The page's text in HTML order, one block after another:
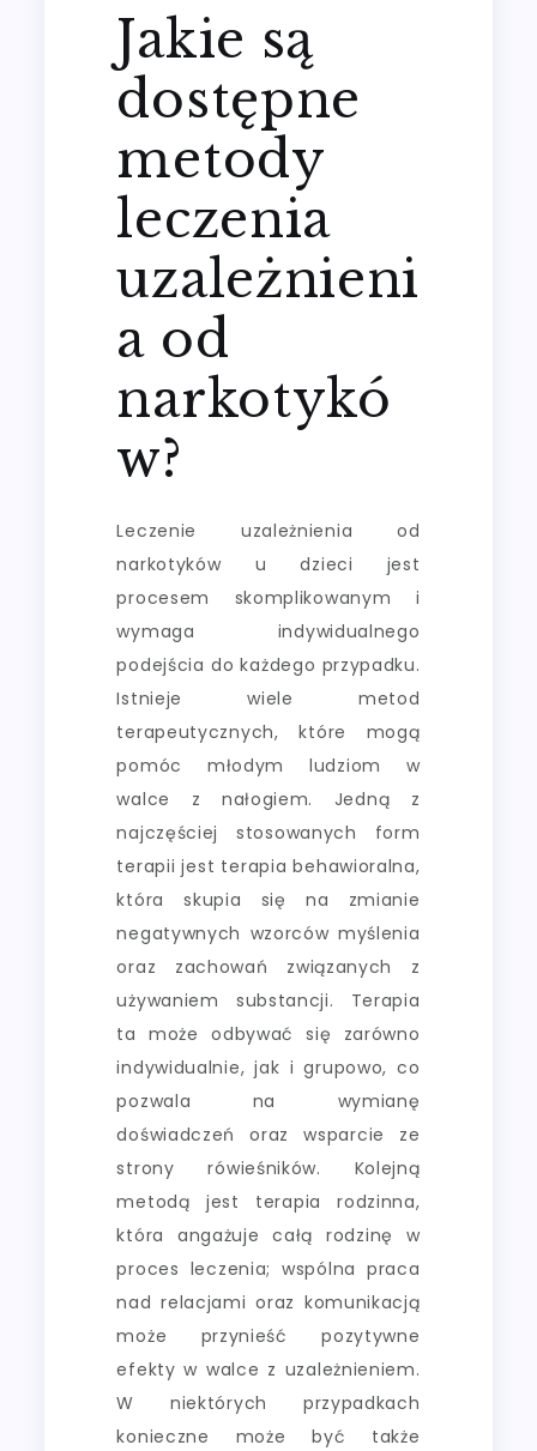
Jakie są
dostępne
metody
leczenia
uzależnieni
a od
narkotykó
w?
Leczenie uzależnienia od
narkotyków u dzieci jest
procesem skomplikowanym i
wymaga indywidualnego
podejścia do każdego przypadku.
Istnieje wiele metod
terapeutycznych, które mogą
pomóc młodym ludziom w
walce z nałogiem. Jedną z
najczęściej stosowanych form
terapii jest terapia behawioralna,
która skupia się na zmianie
negatywnych wzorców myślenia
oraz zachowań związanych z
używaniem substancji. Terapia
ta może odbywać się zarówno
indywidualnie, jak i grupowo, co
pozwala na wymianę
doświadczeń oraz wsparcie ze
strony rówieśników. Kolejną
metodą jest terapia rodzinna,
która angażuje całą rodzinę w
proces leczenia; wspólna praca
nad relacjami oraz komunikacją
może przynieść pozytywne
efekty w walce z uzależnieniem.
W niektórych przypadkach
konieczne może być także